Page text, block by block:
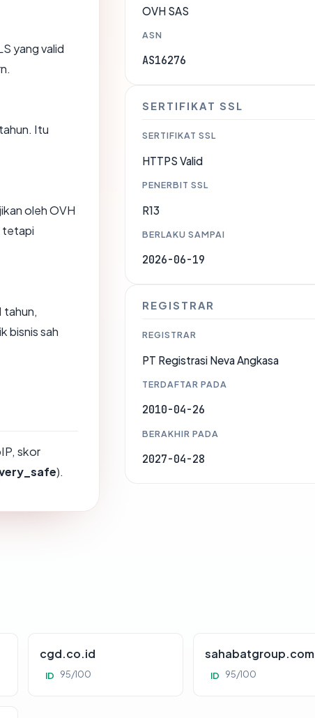
yang valid
Itu
oleh OVH
tetapi
tahun,
bisnis sah
skor
).
OVH SAS
ASN
AS16276
SERTIFIKAT SSL
SERTIFIKAT SSL
HTTPS Valid
PENERBIT SSL
R13
BERLAKU SAMPAI
2026-06-19
REGISTRAR
REGISTRAR
PT Registrasi Neva Angkasa
TERDAFTAR PADA
2010-04-26
BERAKHIR PADA
2027-04-28
cgd.co.id
ID 95/100
sahabatgroup.com
ID 95/100